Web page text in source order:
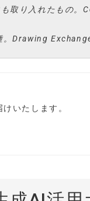
取り入れたもの
Drawing
いたします。